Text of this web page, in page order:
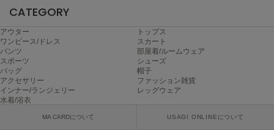
PATRICK
パトリック
Philly chocolate
フィリーチョコレート
CATEGORY
アウター
トップス
ワンピース/ドレス
スカート
パンツ
部屋着/ルームウェア
スポーツ
シューズ
バッグ
帽子
アクセサリー
ファッション雑貨
インナー/ランジェリー
レッグウェア
水着/浴衣
MA CARDについて USAGI ONLINEについて